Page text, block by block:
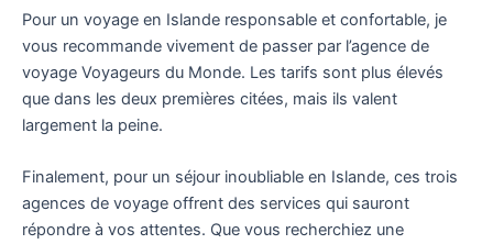
Pour un voyage en Islande responsable et confortable, je
vous recommande vivement de passer par l’agence de
voyage Voyageurs du Monde. Les tarifs sont plus élevés
que dans les deux premières citées, mais ils valent
largement la peine.
Finalement, pour un séjour inoubliable en Islande, ces trois
agences de voyage offrent des services qui sauront
répondre à vos attentes. Que vous recherchiez une